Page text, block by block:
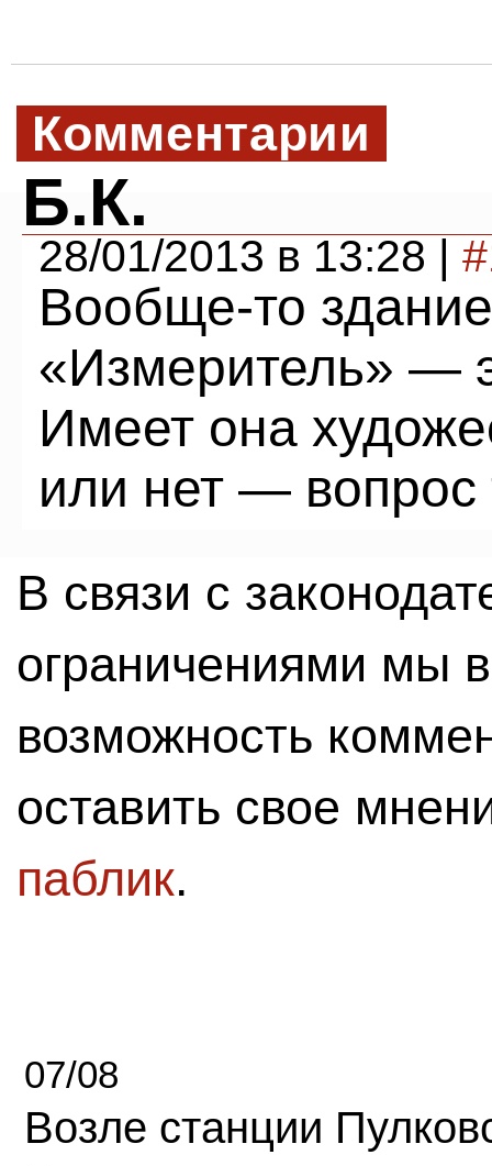
Комментарии
Б.К.
28/01/2013 в 13:28 |
Вообще-то
«Измеритель» —
Имеет она
или нет —
В связи с
ограничениями мы
возможность
оставить свое
паблик.
07/08
Возле станции